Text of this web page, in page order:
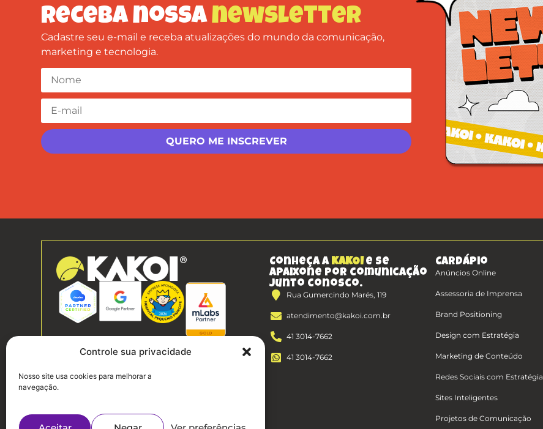
Controle sua privacidade
Nosso site usa cookies para melhorar a
navegação.
Receba nossanewsletter
Cadastre seu e-mail e receba atualizações do mundo da comunicação,
marketing e tecnologia.
Conheça a KAKOIe se
apaixone por comunicação
junto conosco.
Rua Gumercindo Marés, 119
atendimento@kakoi.com.br
41 3014-7662
41 3014-7662
Cardápio
Anúncios Online
Assessoria de Imprensa
Brand Positioning
Design com Estratégia
Marketing de Conteúdo
Redes Sociais com Estratégia
Sites Inteligentes
Projetos de Comunicação